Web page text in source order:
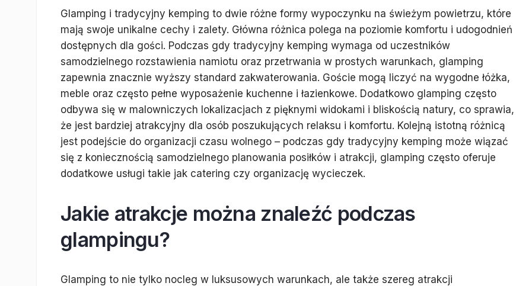
Glamping i tradycyjny kemping to dwie różne formy wypoczynku na świeżym powietrzu, które
mają swoje unikalne cechy i zalety. Główna różnica polega na poziomie komfortu i udogodnień
dostępnych dla gości. Podczas gdy tradycyjny kemping wymaga od uczestników
samodzielnego rozstawienia namiotu oraz przetrwania w prostych warunkach, glamping
zapewnia znacznie wyższy standard zakwaterowania. Goście mogą liczyć na wygodne łóżka,
meble oraz często pełne wyposażenie kuchenne i łazienkowe. Dodatkowo glamping często
odbywa się w malowniczych lokalizacjach z pięknymi widokami i bliskością natury, co sprawia,
że jest bardziej atrakcyjny dla osób poszukujących relaksu i komfortu. Kolejną istotną różnicą
jest podejście do organizacji czasu wolnego – podczas gdy tradycyjny kemping może wiązać
się z koniecznością samodzielnego planowania posiłków i atrakcji, glamping często oferuje
dodatkowe usługi takie jak catering czy organizację wycieczek.
Jakie atrakcje można znaleźć podczas
glampingu?
Glamping to nie tylko nocleg w luksusowych warunkach, ale także szereg atrakcji